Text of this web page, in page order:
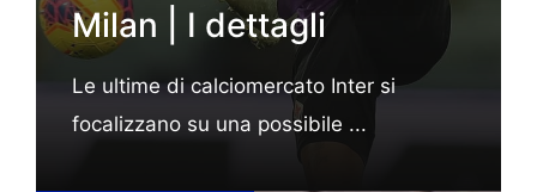
Milan | I dettagli
Le ultime di calciomercato Inter si
focalizzano su una possibile ...